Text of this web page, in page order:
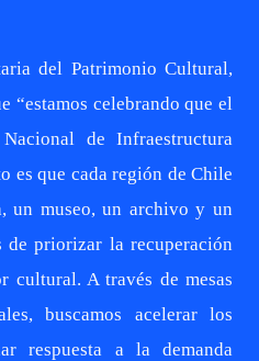
del Patrimonio Cultural,
“estamos celebrando que el
de Infraestructura
es que cada región de Chile
un museo, un archivo y un
de priorizar la recuperación
cultural. A través de mesas
buscamos acelerar los
respuesta a la demanda